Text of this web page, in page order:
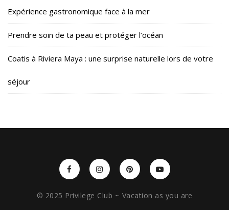
Expérience gastronomique face à la mer
Prendre soin de ta peau et protéger l’océan
Coatis à Riviera Maya : une surprise naturelle lors de votre
séjour
© 2025 Privilege Club ~ Vacation as you are